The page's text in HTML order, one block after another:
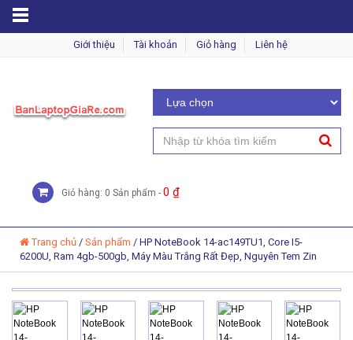
Giới thiệu Tài khoản Giỏ hàng Liên hệ
Giỏ hàng: 0 Sản phẩm - 0 ₫
Trang chủ / Sản phẩm / HP NoteBook 14-ac149TU1, Core I5-
6200U, Ram 4gb-500gb, Máy Màu Trắng Rất Đẹp, Nguyên Tem Zin